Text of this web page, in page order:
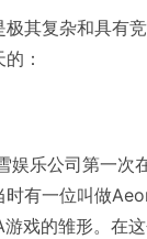
其复杂和具有
：
娱乐公司第一次
时有一位叫做
戏的雏形。在